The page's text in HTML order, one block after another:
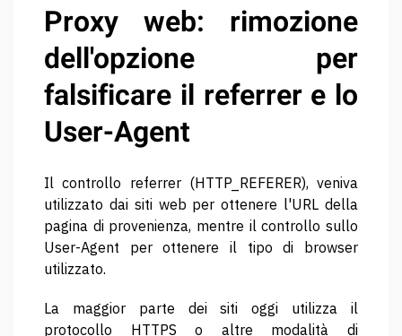
Proxy web: rimozione
dell'opzione per
falsificare il referrer e lo
User-Agent
Il controllo referrer (HTTP_REFERER), veniva
utilizzato dai siti web per ottenere l'URL della
pagina di provenienza, mentre il controllo sullo
User-Agent per ottenere il tipo di browser
utilizzato.
La maggior parte dei siti oggi utilizza il
protocollo HTTPS o altre modalità di